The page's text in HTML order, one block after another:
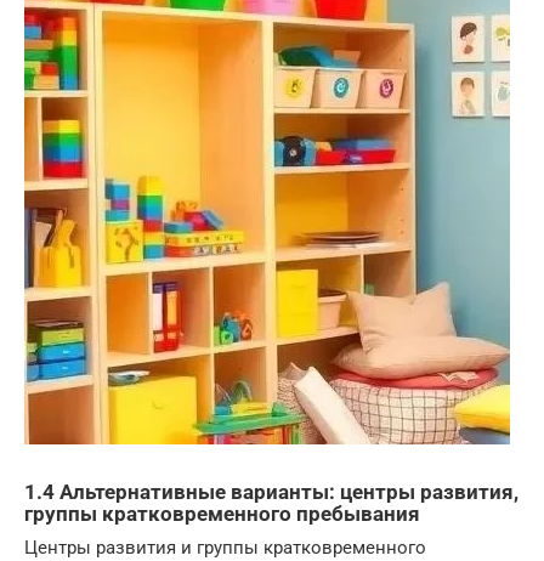
1.4 Альтернативные варианты: центры развития,
группы кратковременного пребывания
Центры развития и группы кратковременного